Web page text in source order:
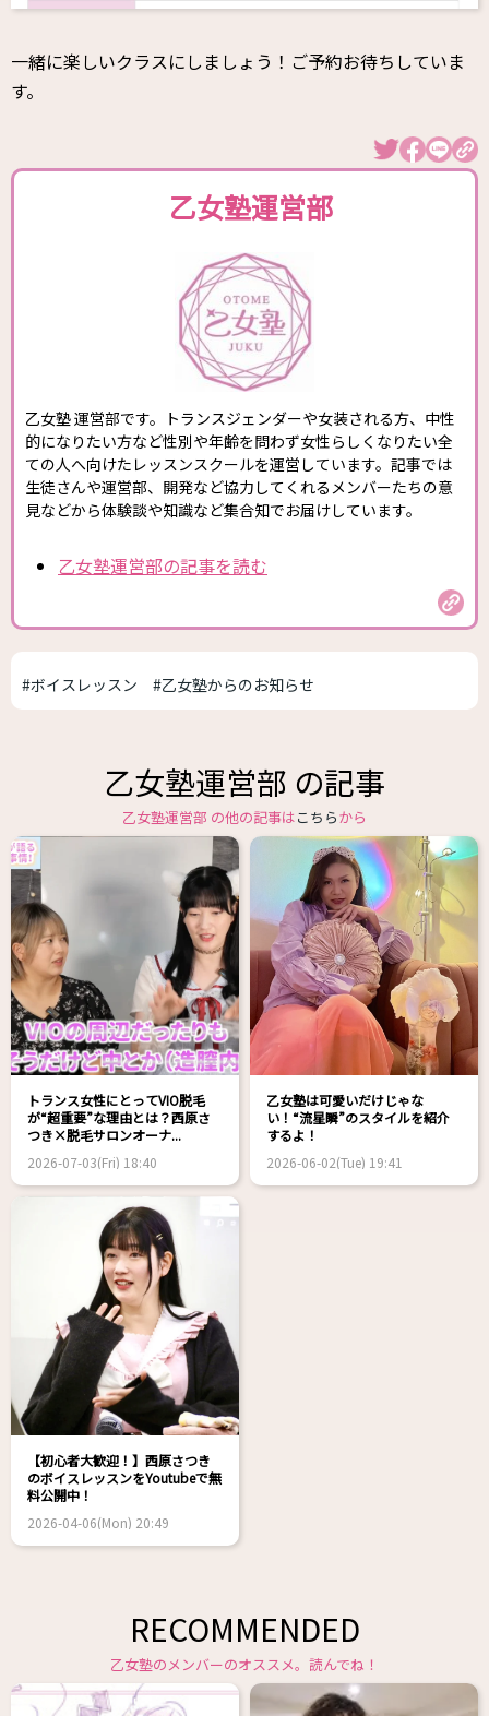
一緒に楽しいクラスにしましょう！ご予約お待ちしていま
す。
乙女塾運営部
乙女塾 運営部です。トランスジェンダーや女装される方、中性
的になりたい方など性別や年齢を問わず女性らしくなりたい全
ての人へ向けたレッスンスクールを運営しています。記事では
生徒さんや運営部、開発など協力してくれるメンバーたちの意
見などから体験談や知識など集合知でお届けしています。
乙女塾運営部の記事を読む
#ボイスレッスン #乙女塾からのお知らせ
乙女塾運営部 の記事
乙女塾運営部 の他の記事はこちらから
トランス女性にとってVIO脱毛
が“超重要”な理由とは？西原さ
つき×脱毛サロンオーナ...
2026-07-03(Fri) 18:40
乙女塾は可愛いだけじゃな
い！“流星瞬”のスタイルを紹介
するよ！
2026-06-02(Tue) 19:41
【初心者大歓迎！】西原さつき
のボイスレッスンをYoutubeで無
料公開中！
2026-04-06(Mon) 20:49
RECOMMENDED
乙女塾のメンバーのオススメ。読んでね！